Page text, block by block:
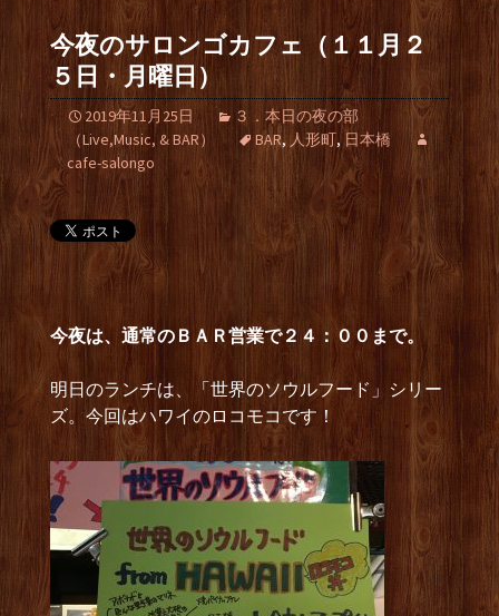
今夜のサロンゴカフェ（１１月２
５日・月曜日）
2019年11月25日
３．本日の夜の部
（Live,Music, & BAR）
BAR, 人形町,日本橋
cafe-salongo
今夜は、通常のＢＡＲ営業で２４：００まで。
明日のランチは、「世界のソウルフード」シリー
ズ。今回はハワイのロコモコです！